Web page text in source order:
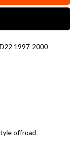
1997-2000
offroad